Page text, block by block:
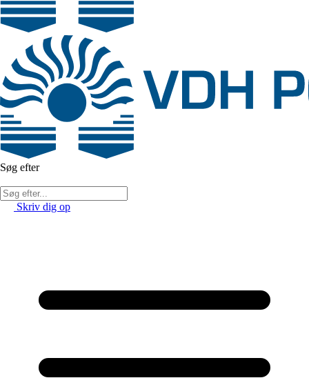
Søg efter
Skriv dig op